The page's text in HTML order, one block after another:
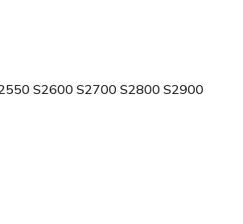
S2600 S2700 S2800 S2900